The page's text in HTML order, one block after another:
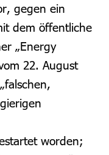
gegen ein
dem öffentliche
„Energy
22. August
worden;